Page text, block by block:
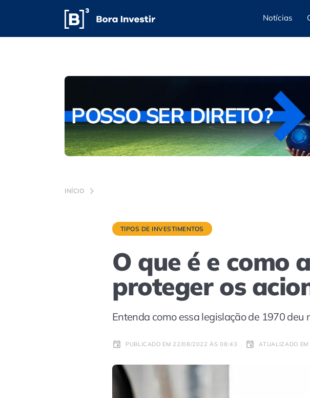
Notícias
INÍCIO
TIPOS DE INVESTIMENTOS
O que é e como
proteger os
Entenda como essa legislação de 1970
PUBLICADO EM 22/08/2022 ÀS 08:43 ATUALIZADO